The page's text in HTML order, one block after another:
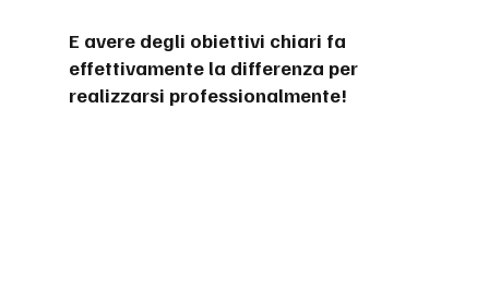
E avere degli obiettivi chiari fa
effettivamente la differenza per
realizzarsi professionalmente!